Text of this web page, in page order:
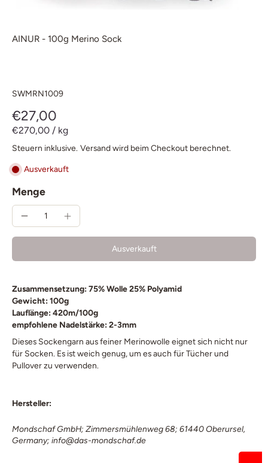
AINUR - 100g Merino Sock
SWMRN1009
€27,00
€270,00 / kg
Steuern inklusive. Versandwird beim Checkout berechnet.
Ausverkauft
Menge
Ausverkauft
Zusammensetzung: 75% Wolle 25% Polyamid
Gewicht: 100g
Lauflänge: 420m/100g
empfohlene Nadelstärke: 2-3mm
Dieses Sockengarn aus feiner Merinowolle eignet sich nicht nur
für Socken. Es ist weich genug, um es auch für Tücher und
Pullover zu verwenden.
Hersteller:
Mondschaf GmbH; Zimmersmühlenweg 68; 61440 Oberursel,
Germany; info@das-mondschaf.de